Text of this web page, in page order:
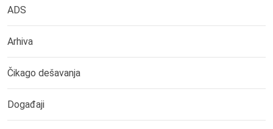
ADS
Arhiva
Čikago dešavanja
Događaji